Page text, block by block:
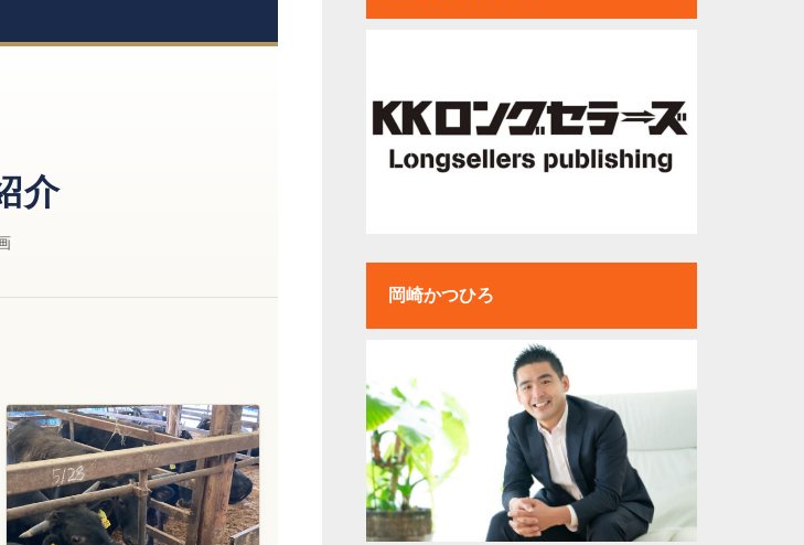
介
岡崎かつひろ